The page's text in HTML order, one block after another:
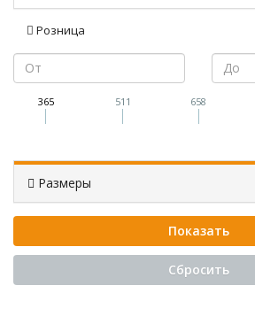
Розница
365 511 658
Размеры